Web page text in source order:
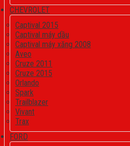
CHEVROLET
Captival 2015
Captival máy dầu
Captival máy xăng 2008
Aveo
Cruze 2011
Cruze 2015
Orlando
Spark
Trailblazer
Vivant
Trax
FORD